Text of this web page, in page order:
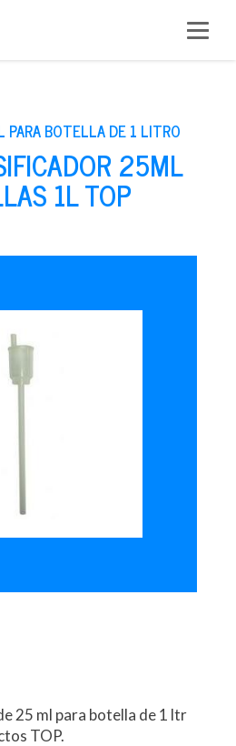
PARA BOTELLA DE 1 LITRO
25ML
1L TOP
25 ml para botella de 1 ltr
TOP.